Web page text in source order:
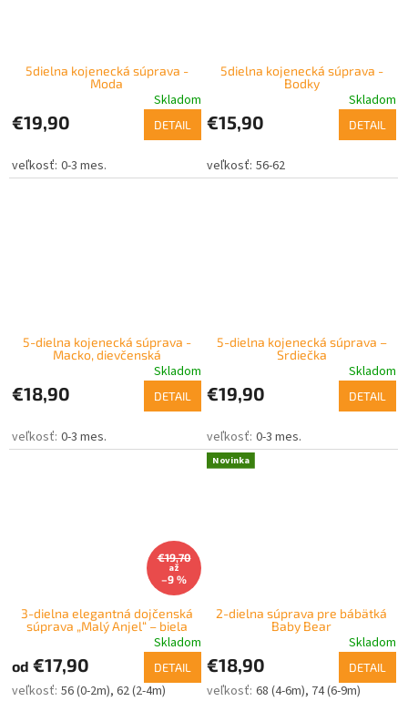
5dielna kojenecká súprava -
Moda
Skladom
€19,90 DETAIL
0-3 mes.
5dielna kojenecká súprava -
Bodky
Skladom
€15,90 DETAIL
56-62
5-dielna kojenecká súprava -
Macko, dievčenská
Skladom
€18,90 DETAIL
0-3 mes.
5-dielna kojenecká súprava –
Srdiečka
Skladom
€19,90 DETAIL
0-3 mes.
€19,70
až
–9 %
3-dielna elegantná dojčenská
súprava „Malý Anjel“ – biela
Skladom
od €17,90 DETAIL
56 (0-2m) 62 (2-4m)
Novinka
2-dielna súprava pre bábätká
Baby Bear
Skladom
€18,90 DETAIL
68 (4-6m) 74 (6-9m)